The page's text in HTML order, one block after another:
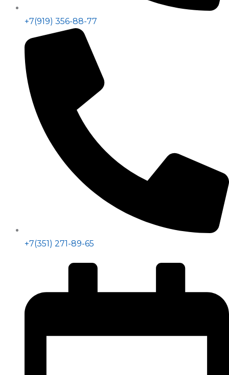
+7(919) 356-88-77
+7(351) 271-89-65